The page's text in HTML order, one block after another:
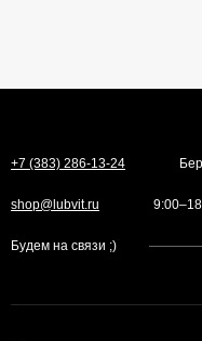
+7 (383) 286-13-24
shop@lubvit.ru
Будем на связи ;)